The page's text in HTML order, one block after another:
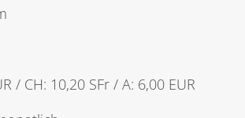
/ CH: 10,20 SFr / A: 6,00 EUR